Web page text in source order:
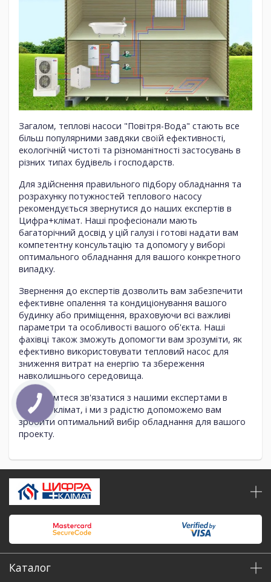
Загалом, теплові насоси "Повітря-Вода" стають все
більш популярними завдяки своїй ефективності,
екологічній чистоті та різноманітності застосувань в
різних типах будівель і господарств.
Для здійснення правильного підбору обладнання та
розрахунку потужностей теплового насосу
рекомендується звернутися до наших експертів в
Цифра+клімат. Наші професіонали мають
багаторічний досвід у цій галузі і готові надати вам
компетентну консультацію та допомогу у виборі
оптимального обладнання для вашого конкретного
випадку.
Звернення до експертів дозволить вам забезпечити
ефективне опалення та кондиціонування вашого
будинку або приміщення, враховуючи всі важливі
параметри та особливості вашого об'єкта. Наші
фахівці також зможуть допомогти вам зрозуміти, як
ефективно використовувати тепловий насос для
зниження витрат на енергію та збереження
навколишнього середовища.
Не соромтеся зв'язатися з нашими експертами в
Цифра+клімат, і ми з радістю допоможемо вам
зробити оптимальний вибір обладнання для вашого
проекту.
Каталог